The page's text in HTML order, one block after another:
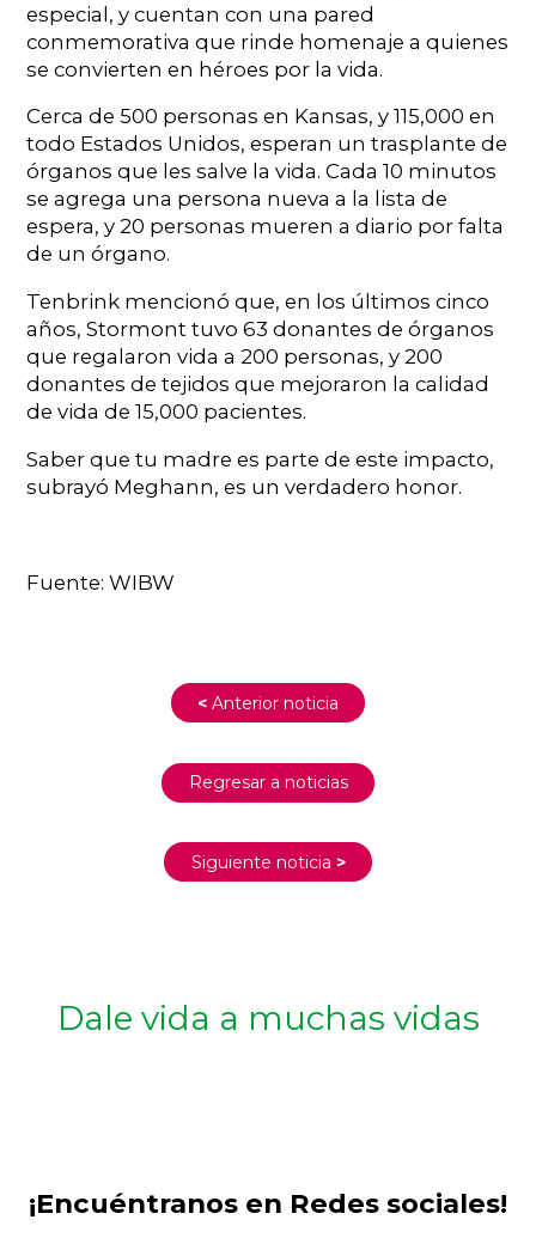
especial, y cuentan con una pared
conmemorativa que rinde homenaje a quienes
se convierten en héroes por la vida.
Cerca de 500 personas en Kansas, y 115,000 en
todo Estados Unidos, esperan un trasplante de
órganos que les salve la vida. Cada 10 minutos
se agrega una persona nueva a la lista de
espera, y 20 personas mueren a diario por falta
de un órgano.
Tenbrink mencionó que, en los últimos cinco
años, Stormont tuvo 63 donantes de órganos
que regalaron vida a 200 personas, y 200
donantes de tejidos que mejoraron la calidad
de vida de 15,000 pacientes.
Saber que tu madre es parte de este impacto,
subrayó Meghann, es un verdadero honor.
Fuente: WIBW
< Anterior noticia
Regresar a noticias
Siguiente noticia >
Dale vida a muchas vidas
¡Encuéntranos en Redes sociales!